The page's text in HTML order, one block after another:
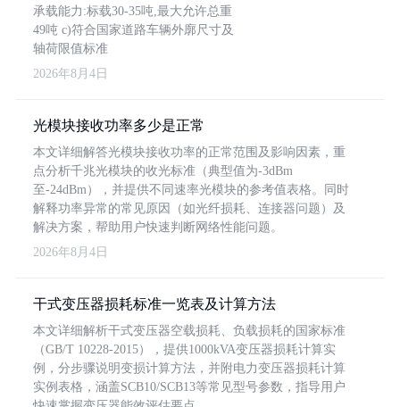
承载能力:标载30-35吨,最大允许总重
49吨 c)符合国家道路车辆外廓尺寸及
轴荷限值标准
2026年8月4日
光模块接收功率多少是正常
本文详细解答光模块接收功率的正常范围及影响因素，重
点分析千兆光模块的收光标准（典型值为-3dBm
至-24dBm），并提供不同速率光模块的参考值表格。同时
解释功率异常的常见原因（如光纤损耗、连接器问题）及
解决方案，帮助用户快速判断网络性能问题。
2026年8月4日
干式变压器损耗标准一览表及计算方法
本文详细解析干式变压器空载损耗、负载损耗的国家标准
（GB/T 10228-2015），提供1000kVA变压器损耗计算实
例，分步骤说明变损计算方法，并附电力变压器损耗计算
实例表格，涵盖SCB10/SCB13等常见型号参数，指导用户